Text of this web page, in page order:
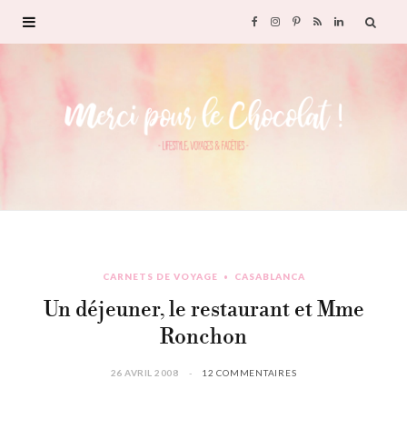
F
c
o
I
r
m
P
n
e
R
S
L
CARNETS DE VOYAGE CASABLANCA
Un déjeuner, le restaurant et Mme
Ronchon
26 AVRIL 2008 12 COMMENTAIRES